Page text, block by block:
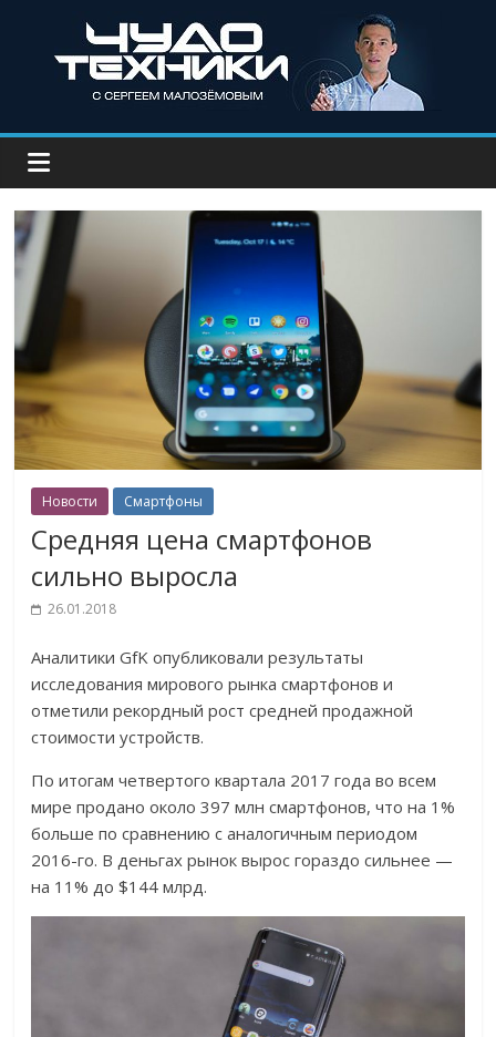
Новости Смартфоны
Средняя цена смартфонов
сильно выросла
26.01.2018
Аналитики GfK опубликовали результаты
исследования мирового рынка смартфонов и
отметили рекордный рост средней продажной
стоимости устройств.
По итогам четвертого квартала 2017 года во всем
мире продано около 397 млн смартфонов, что на 1%
больше по сравнению с аналогичным периодом
2016-го. В деньгах рынок вырос гораздо сильнее —
на 11% до $144 млрд.